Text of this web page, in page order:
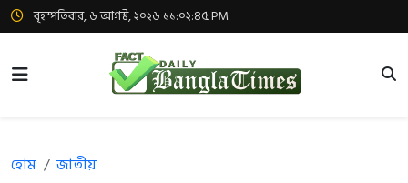
বৃহস্পতিবার, ৬ আগস্ট, ২০২৬ ১১:০২:৪৫ PM
হোম জাতীয়